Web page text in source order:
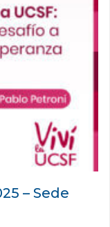
– Sede